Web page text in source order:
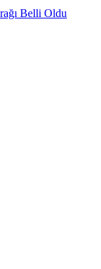
Belli Oldu